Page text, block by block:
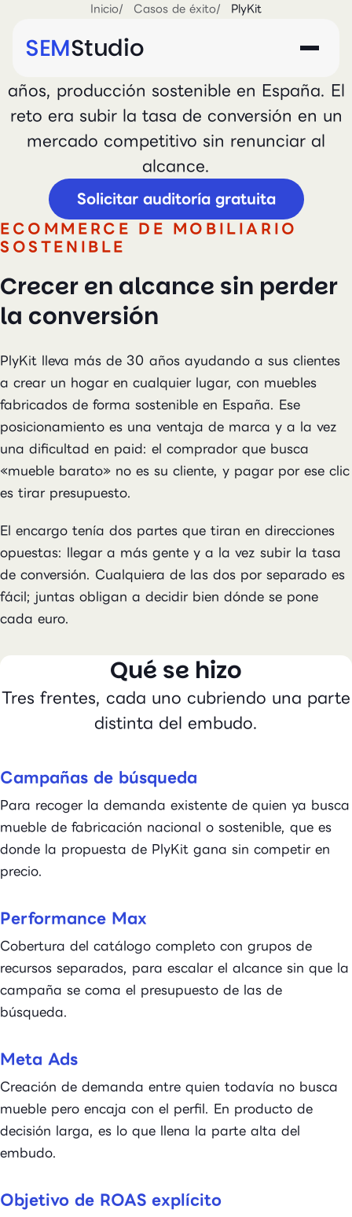
SEMStudio
Inicio Casos de éxito PlyKit
PlyKit
Fabricante de muebles con más de 30
años, producción sostenible en España. El
reto era subir la tasa de conversión en un
mercado competitivo sin renunciar al
alcance.
Solicitar auditoría gratuita
ECOMMERCE DE MOBILIARIO
SOSTENIBLE
Crecer en alcance sin perder
la conversión
PlyKit lleva más de 30 años ayudando a sus clientes
a crear un hogar en cualquier lugar, con muebles
fabricados de forma sostenible en España. Ese
posicionamiento es una ventaja de marca y a la vez
una dificultad en paid: el comprador que busca
«mueble barato» no es su cliente, y pagar por ese clic
es tirar presupuesto.
El encargo tenía dos partes que tiran en direcciones
opuestas: llegar a más gente y a la vez subir la tasa
de conversión. Cualquiera de las dos por separado es
fácil; juntas obligan a decidir bien dónde se pone
cada euro.
Qué se hizo
Tres frentes, cada uno cubriendo una parte
distinta del embudo.
Campañas de búsqueda
Para recoger la demanda existente de quien ya busca
mueble de fabricación nacional o sostenible, que es
donde la propuesta de PlyKit gana sin competir en
precio.
Performance Max
Cobertura del catálogo completo con grupos de
recursos separados, para escalar el alcance sin que la
campaña se coma el presupuesto de las de
búsqueda.
Meta Ads
Creación de demanda entre quien todavía no busca
mueble pero encaja con el perfil. En producto de
decisión larga, es lo que llena la parte alta del
embudo.
Objetivo de ROAS explícito